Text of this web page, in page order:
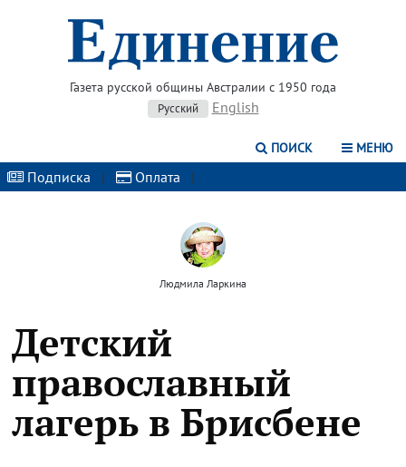
Газета русской общины Австралии с 1950 года
Русский English
ПОИСК МЕНЮ
Подписка | Оплата |
Людмила Ларкина
Детский
православный
лагерь в Брисбене